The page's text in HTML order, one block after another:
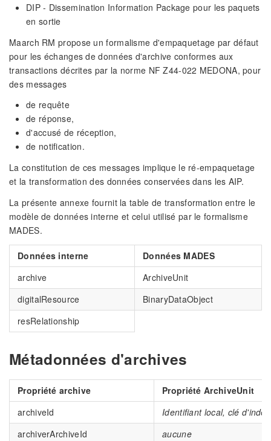
DIP - Dissemination Information Package pour les paquets
en sortie
Maarch RM propose un formalisme d'empaquetage par défaut
pour les échanges de données d'archive conformes aux
transactions décrites par la norme NF Z44-022 MEDONA, pour
des messages
de requête
de réponse,
d'accusé de réception,
de notification.
La constitution de ces messages implique le ré-empaquetage
et la transformation des données conservées dans les AIP.
La présente annexe fournit la table de transformation entre le
modèle de données interne et celui utilisé par le formalisme
MADES.
Données interne
Données MADES
archive
ArchiveUnit
digitalResource
BinaryDataObject
resRelationship
Métadonnées d'archives
Propriété archive
Propriété ArchiveUnit
archiveId
Identifiant local, clé
archiverArchiveId
aucune